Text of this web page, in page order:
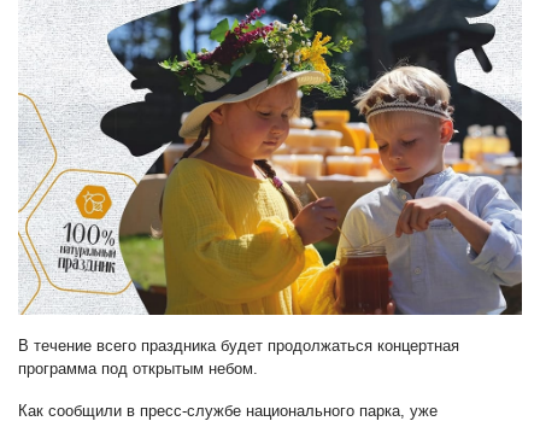
В течение всего праздника будет продолжаться концертная
программа под открытым небом.
Как сообщили в пресс-службе национального парка, уже